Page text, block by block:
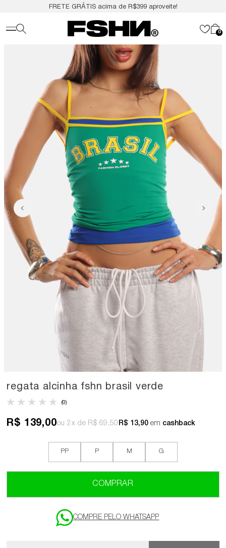
FRETE GRÁTIS acima de R$399 aproveite!
0
regata alcinha fshn brasil verde
(0)
R$ 139,00 2x R$ 69,50 R$ 13,90em cashback
PP P M G
COMPRAR